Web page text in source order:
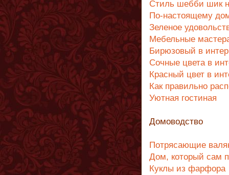
Стиль шебби шик
По-настоящему
Зеленое
Мебельные
Бирюзовый в
Cочные цвета в
Красный цвет в
Как правильно
Уютная гостиная
Домоводство
Потрясающие
Дом, который сам
Куклы из фарфора